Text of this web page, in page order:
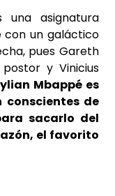
una asignatura
un galáctico
pues Gareth
y Vinicius
Mbappé es
conscientes de
sacarlo del
el favorito